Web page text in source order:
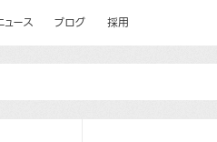
ュース ブログ 採用